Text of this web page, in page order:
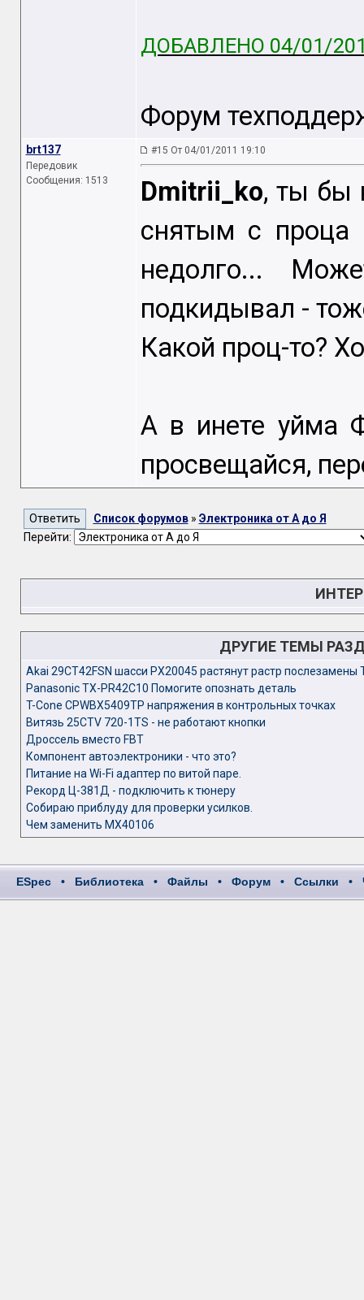
ДОБАВЛЕНО 04/01/
Форум
brt137
Передовик
Сообщения: 1513
#15 От 04/01/2011 19:10
Dmitrii_ko, ты бы
снятым с проца
недолго...
подкидывал -
Какой проц-то?
А в инете уйма
просвещайся,
Список форумов» Электроника от А до Я
Перейти:
ДРУГИЕ ТЕМЫ
Akai 29CT42FSN шасси PX20045 растянут растр
Panasonic TX-PR42C10 Помогите опознать деталь
T-Cone CPWBX5409TP напряжения в контрольных точках
Витязь 25CTV 720-1TS - не работают кнопки
Дроссель вместо FBT
Компонент автоэлектроники - что это?
Питание на Wi-Fi адаптер по витой паре.
Рекорд Ц-381Д - подключить к тюнеру
Собираю приблуду для проверки усилков.
Чем заменить МХ40106
ESpec • Библиотека • Файлы • Форум • Ссылки •